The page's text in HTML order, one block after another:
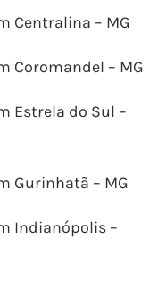
Centralina – MG
Coromandel – MG
Estrela do Sul –
Gurinhatã – MG
Indianópolis –